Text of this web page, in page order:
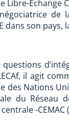
Libre-Échange
de
son pays,
il agit
des Nations
du Réseau
-CEMAC